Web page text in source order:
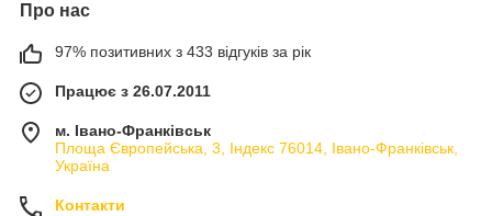
Про нас
97% позитивних з 433 відгуків за рік
Працює з 26.07.2011
м. Івано-Франківськ
Площа Європейська, 3, Індекс 76014, Івано-Франківськ,
Україна
Контакти